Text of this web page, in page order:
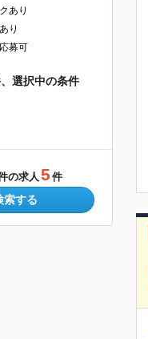
あり
り
募可
選択中の条件
の求人5 件
索する